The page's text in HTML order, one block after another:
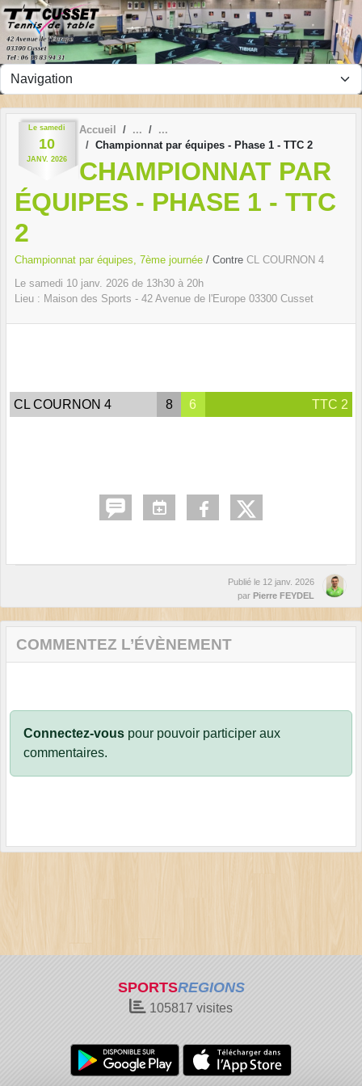
Le samedi
10
JANV. 2026
Accueil
Championnat par équipes - Phase 1 - TTC 2
CHAMPIONNAT PAR
ÉQUIPES - PHASE 1 - TTC
2
Championnat par équipes, 7ème journée / Contre CL COURNON 4
Le samedi 10 janv. 2026 de 13h30 à 20h
Lieu : Maison des Sports - 42 Avenue de l'Europe 03300 Cusset
CL COURNON 4 8 6 TTC 2
Publié le 12 janv. 2026
par Pierre FEYDEL
COMMENTEZ L’ÉVÈNEMENT
Connectez-vous pour pouvoir participer aux
commentaires.
SPORTSREGIONS
105817 visites
Panneau de gestion des cookies